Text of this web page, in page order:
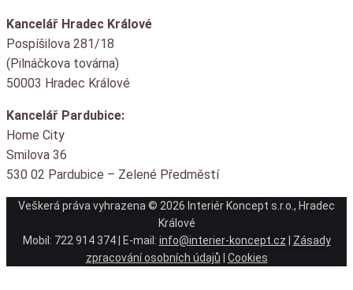
Kancelář Hradec Králové
Pospíšilova 281/18
(Pilnáčkova továrna)
50003 Hradec Králové
Kancelář Pardubice:
Home City
Smilova 36
530 02 Pardubice – Zelené Předměstí
Veškerá práva vyhrazena © 2026 Interiér Koncept s.r.o., Hradec
Králové
Mobil: 722 914 374 | E-mail: info@interier-koncept.cz
Zásady
zpracování osobních údajů
Cookies